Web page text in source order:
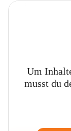
Um
musst du